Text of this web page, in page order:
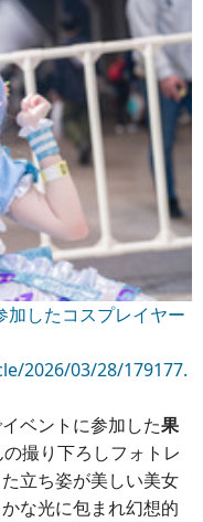
加したコスプレイヤー
2026/03/28/179177.
ベントに参加した果
の撮り下ろしフォトレ
立ち姿が美しい美女
な光に包まれ幻想的